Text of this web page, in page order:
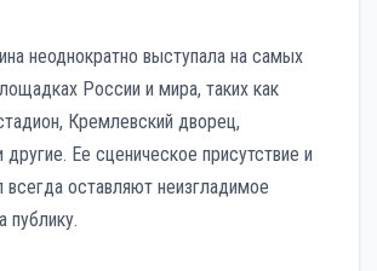
неоднократно выступала на самых
России и мира, таких как
Кремлевский дворец,
другие. Ее сценическое присутствие и
всегда оставляют неизгладимое
публику.